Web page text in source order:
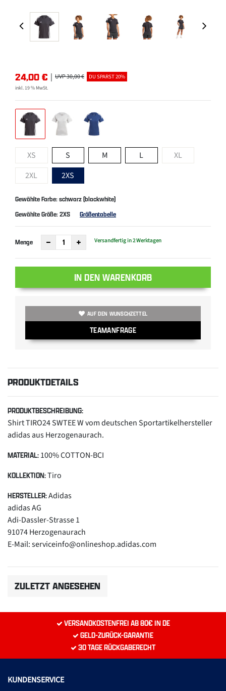
24,00 € | UVP 30,00 € DU SPARST 20%
inkl. 19 % MwSt.
XS S M L
XL
2XL
2XS
Gewählte Farbe: schwarz (blackwhite)
Gewählte Größe:2XS Größentabelle
Menge Versandfertig in 2 Werktagen
IN DEN WARENKORB
AUF DEN WUNSCHZETTEL
TEAMANFRAGE
PRODUKTDETAILS
PRODUKTBESCHREIBUNG:
Shirt TIRO24 SWTEE W vom deutschen Sportartikelhersteller
adidas aus Herzogenaurach.
MATERIAL: 100% COTTON-BCI
KOLLEKTION:Tiro
HERSTELLER:Adidas
adidas AG
Adi-Dassler-Strasse 1
91074 Herzogenaurach
E-Mail: serviceinfo@onlineshop.adidas.com
ZULETZT ANGESEHEN
VERSANDKOSTENFREI AB 80€ IN DE
GELD-ZURÜCK-GARANTIE
30 TAGE RÜCKGABERECHT
KUNDENSERVICE